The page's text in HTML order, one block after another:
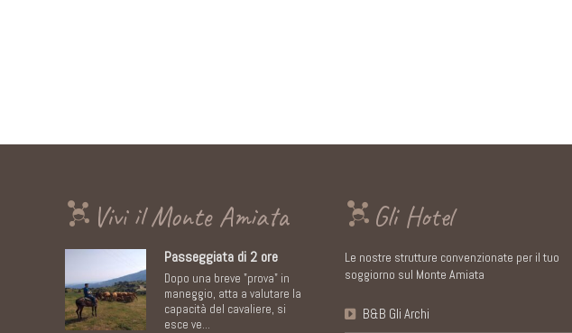
Vivi il Monte Amiata
Passeggiata di 2 ore
Dopo una breve "prova" in
maneggio, atta a valutare la
capacità del cavaliere, si
esce ve...
Gli Hotel
Le nostre strutture convenzionate per il tuo
soggiorno sul Monte Amiata
B&B Gli Archi